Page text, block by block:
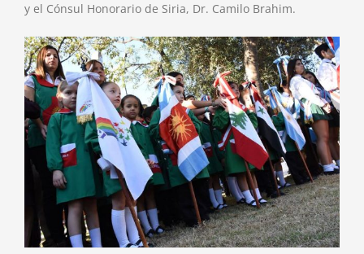
y el Cónsul Honorario de Siria, Dr. Camilo Brahim.